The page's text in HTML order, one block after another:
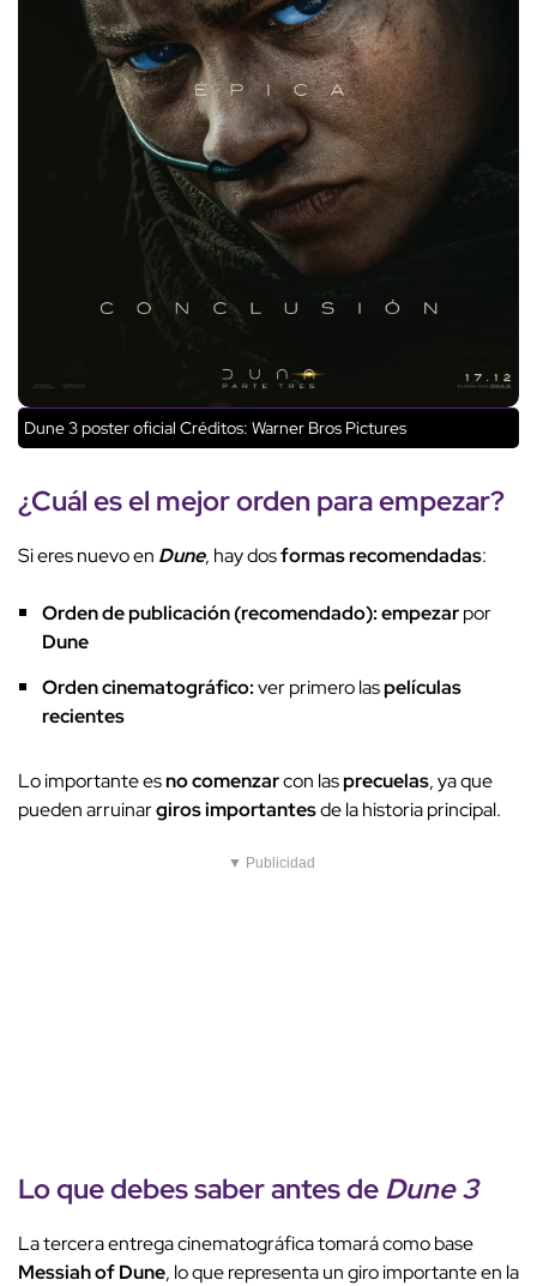
Dune 3 poster oficial Créditos: Warner Bros Pictures
¿Cuál es el mejororden paraempezar?
Si eres nuevo en Dune, hay dosformas recomendadas:
Orden de publicación (recomendado):empezarpor
Dune
Orden cinematográfico:ver primero laspelículas
recientes
Lo importante esno comenzarcon lasprecuelas, ya que
pueden arruinargiros importantesde la historia principal.
▼ Publicidad
Lo que debes saber antes deDune3
La tercera entrega cinematográfica tomará como base
Messiah of Dune, lo que representa un giro importante en la